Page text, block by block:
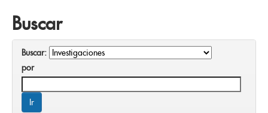
Buscar
Buscar:
por